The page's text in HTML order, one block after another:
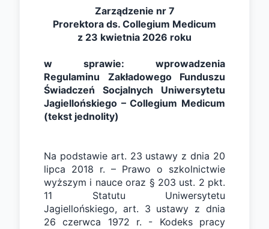
Zarządzenie nr 7
Prorektora ds. Collegium Medicum
z 23 kwietnia 2026 roku
w sprawie: wprowadzenia
Regulaminu Zakładowego Funduszu
Świadczeń Socjalnych Uniwersytetu
Jagiellońskiego – Collegium Medicum
(tekst jednolity)
Na podstawie art. 23 ustawy z dnia 20
lipca 2018 r. – Prawo o szkolnictwie
wyższym i nauce oraz § 203 ust. 2 pkt.
11 Statutu Uniwersytetu
Jagiellońskiego, art. 3 ustawy z dnia
26 czerwca 1972 r. - Kodeks pracy